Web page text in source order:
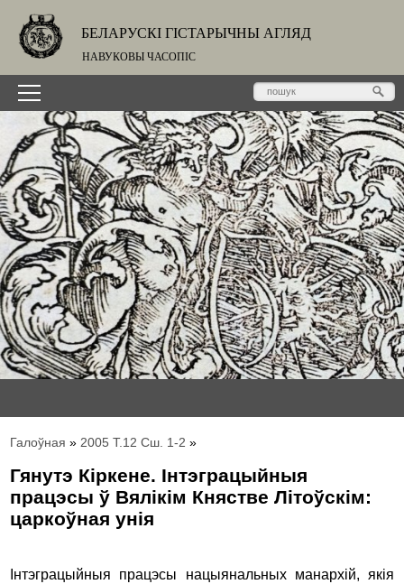
БЕЛАРУСКІ ГІСТАРЫЧНЫ АГЛЯД
НАВУКОВЫ ЧАСОПІС
Галоўная » 2005 Т.12 Сш. 1-2 »
Гянутэ Кіркене. Інтэграцыйныя
працэсы ў Вялікім Княстве Літоўскім:
царкоўная унія
Інтэграцыйныя працэсы нацыянальных манархій, якія